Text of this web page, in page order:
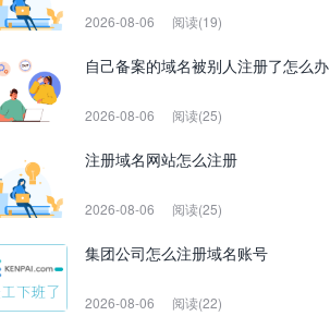
2026-08-06 阅读(19)
自己备案的域名被别人注册了怎么办
2026-08-06 阅读(25)
注册域名网站怎么注册
2026-08-06 阅读(25)
集团公司怎么注册域名账号
2026-08-06 阅读(22)